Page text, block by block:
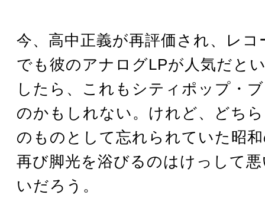
今、高中正義が再評価され、レ
でも彼のアナログLPが人気だと
したら、これもシティポップ・
のかもしれない。けれど、どち
のものとして忘れられていた昭
再び脚光を浴びるのはけっして
いだろう。